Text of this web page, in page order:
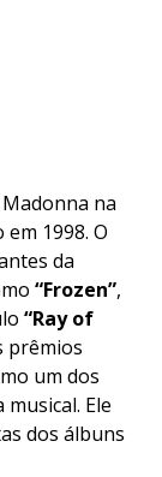
na
em 1998. O
da
“Frozen”,
“Ray of
prêmios
um dos
Ele
dos álbuns